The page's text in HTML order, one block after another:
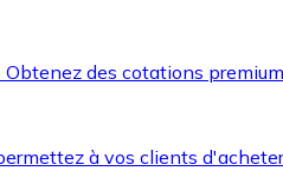
des cotations
à vos clients